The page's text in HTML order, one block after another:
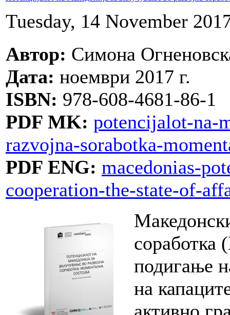
Tuesday, 14 November
Автор: Симона
Дата: ноември 2017 г.
ISBN: 978-608-4681-86-1
PDF MK: potencijalot-na-
razvojna-sorabotka-
PDF ENG: macedonias-
cooperation-the-state-of-
подигање
на